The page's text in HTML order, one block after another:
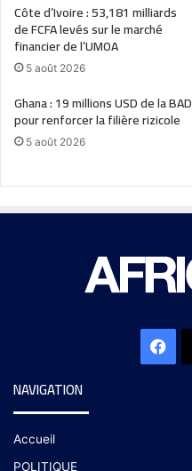
Côte d’Ivoire : 53,181 milliards
de FCFA levés sur le marché
financier de l’UMOA
5 août 2026
Ghana : 19 millions USD de la BAD
pour renforcer la filière rizicole
5 août 2026
NAVIGATION
Accueil
POLITIQUE